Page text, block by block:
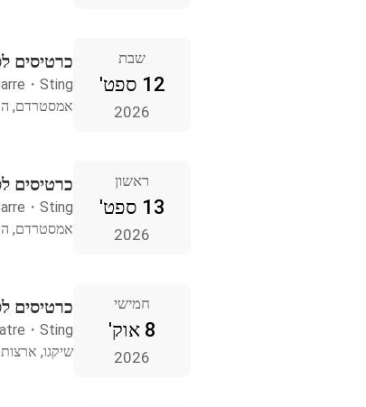
שבת
12 ספט'
2026
כרטיסים
Sting
・
אמסטרדם,
ראשון
13 ספט'
2026
כרטיסים
Sting
・
אמסטרדם,
חמישי
8 אוק'
2026
כרטיסים
Sting
・
שיקגו,